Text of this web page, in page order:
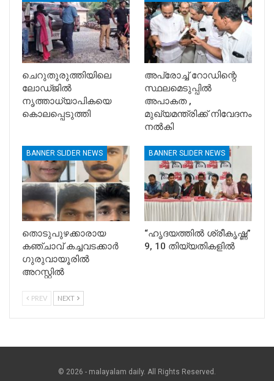
ചെറുതുരുത്തിയിലെ
ലോഡ്ജിൽ
നൃത്താധ്യാപികയെ
കൊലപ്പെടുത്തി
അപ്രോച്ച് റോഡിന്റെ
സ്ഥലമെടുപ്പിൽ
അപാകത ,
മുഖ്യമന്ത്രിക്ക് നിവേദനം
നൽകി
BANNER SLIDER NEWS
തൊടുപുഴക്കാരായ
കഞ്ചാവ് കച്ചവടക്കാർ
ഗുരുവായൂരിൽ
അറസ്റ്റിൽ
BANNER SLIDER NEWS
“ഹൃദയത്തിൽ ശ്രീകൃഷ്ണ”
9, 10 തിയ്യതികളിൽ
PREV NEXT
© 2026 - malayalam daily. All Rights Reserved.